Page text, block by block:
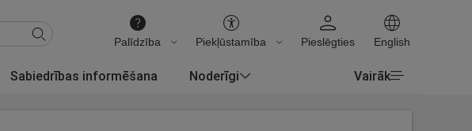
Palīdzība Piekļūstamība Pieslēgties English
Sabiedrības informēšana Noderīgi Vairāk